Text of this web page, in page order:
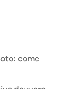
come